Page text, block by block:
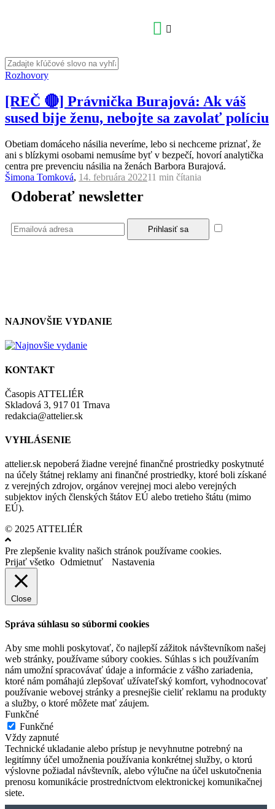
Rozhovory
[REČ 🔴] Právnička Burajová: Ak váš
sused bije ženu, nebojte sa zavolať políciu
Obetiam domáceho násilia neveríme, lebo si nechceme priznať, že
ani s blízkymi osobami nemusíme byť v bezpečí, hovorí analytička
centra pre prevenciu násilia na ženách Barbora Burajová.
Šimona Tomková, 14. februára 202211 min čítania
Odoberať newsletter
NAJNOVŠIE VYDANIE
KONTAKT
Časopis ATTELIÉR
Skladová 3, 917 01 Trnava
redakcia@attelier.sk
VYHLÁSENIE
attelier.sk nepoberá žiadne verejné finančné prostriedky poskytnuté
na účely štátnej reklamy ani finančné prostriedky, ktoré boli získané
z verejných zdrojov, orgánov verejnej moci alebo verejných
subjektov iných členských štátov EÚ alebo tretieho štátu (mimo
EÚ).
© 2025 ATTELIÉR
Pre zlepšenie kvality našich stránok používame cookies.
Prijať všetko Odmietnuť Nastavenia
Close
Správa súhlasu so súbormi cookies
Aby sme mohli poskytovať, čo najlepší zážitok návštevníkom našej
web stránky, používame súbory cookies. Súhlas s ich používaním
nám umožní spracovávať údaje a informácie z vášho zariadenia,
ktoré nám pomáhajú zlepšovať užívateľský komfort, vyhodnocovať
používanie webovej stránky a presnejšie cieliť reklamu na produkty
a služby, o ktoré môžete mať záujem.
Funkčné
Funkčné
Vždy zapnuté
Technické ukladanie alebo prístup je nevyhnutne potrebný na
legitímny účel umožnenia používania konkrétnej služby, o ktorú
výslovne požiadal návštevník, alebo výlučne na účel uskutočnenia
prenosu komunikácie prostredníctvom elektronickej komunikačnej
siete.